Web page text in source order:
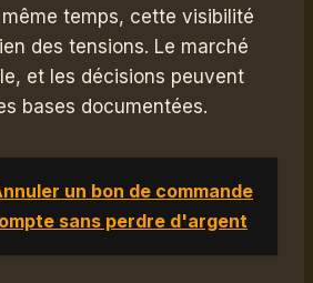
temps, cette visibilité
des tensions. Le marché
et les décisions peuvent
bases documentées.
un bon de commande
sans perdre d'argent